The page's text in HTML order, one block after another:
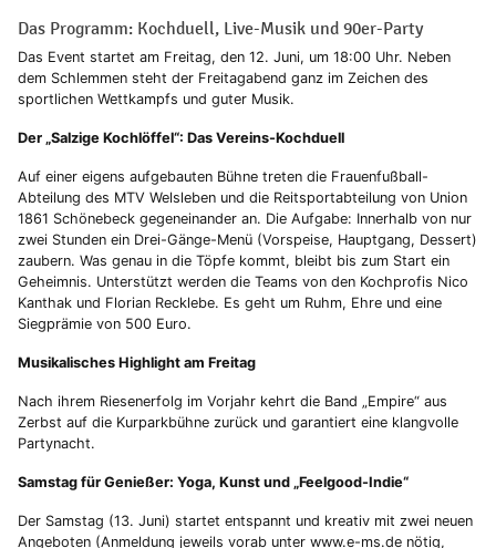
Das Programm: Kochduell, Live-Musik und 90er-Party
Das Event startet am Freitag, den 12. Juni, um 18:00 Uhr. Neben
dem Schlemmen steht der Freitagabend ganz im Zeichen des
sportlichen Wettkampfs und guter Musik.
Der „Salzige Kochlöffel“: Das Vereins-Kochduell
Auf einer eigens aufgebauten Bühne treten die Frauenfußball-
Abteilung des MTV Welsleben und die Reitsportabteilung von Union
1861 Schönebeck gegeneinander an. Die Aufgabe: Innerhalb von nur
zwei Stunden ein Drei-Gänge-Menü (Vorspeise, Hauptgang, Dessert)
zaubern. Was genau in die Töpfe kommt, bleibt bis zum Start ein
Geheimnis. Unterstützt werden die Teams von den Kochprofis Nico
Kanthak und Florian Recklebe. Es geht um Ruhm, Ehre und eine
Siegprämie von 500 Euro.
Musikalisches Highlight am Freitag
Nach ihrem Riesenerfolg im Vorjahr kehrt die Band „Empire“ aus
Zerbst auf die Kurparkbühne zurück und garantiert eine klangvolle
Partynacht.
Samstag für Genießer: Yoga, Kunst und „Feelgood-Indie“
Der Samstag (13. Juni) startet entspannt und kreativ mit zwei neuen
Angeboten (Anmeldung jeweils vorab unter www.e-ms.de nötig,